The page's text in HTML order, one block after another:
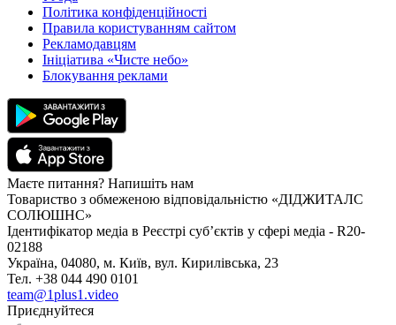
Політика конфіденційності
Правила користуванням сайтом
Рекламодавцям
Ініціатива «Чисте небо»
Блокування реклами
Маєте питання? Напишіть нам
Товариство з обмеженою відповідальністю «ДІДЖИТАЛС
СОЛЮШНС»
Ідентифікатор медіа в Реєстрі суб’єктів у сфері медіа - R20-
02188
Україна, 04080, м. Київ, вул. Кирилівська, 23
Тел. +38 044 490 0101
team@1plus1.video
Приєднуйтеся